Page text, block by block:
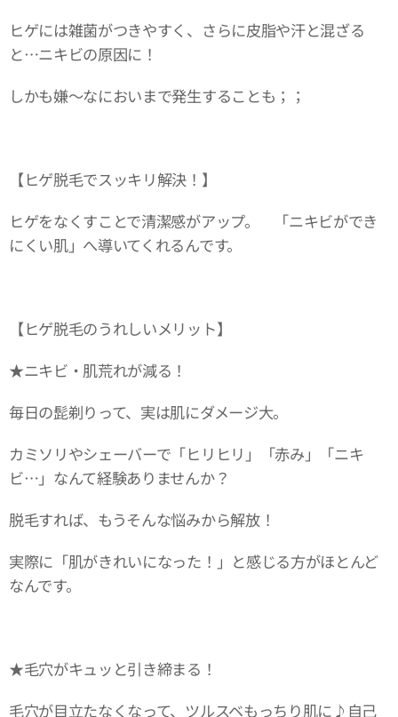
ヒゲには雑菌がつきやすく、さらに皮脂や汗と混ざる
と…ニキビの原因に！
しかも嫌～なにおいまで発生することも；；
【ヒゲ脱毛でスッキリ解決！】
ヒゲをなくすことで清潔感がアップ。 「ニキビができ
にくい肌」へ導いてくれるんです。
【ヒゲ脱毛のうれしいメリット】
★ニキビ・肌荒れが減る！
毎日の髭剃りって、実は肌にダメージ大。
カミソリやシェーバーで「ヒリヒリ」「赤み」「ニキ
ビ…」なんて経験ありませんか？
脱毛すれば、もうそんな悩みから解放！
実際に「肌がきれいになった！」と感じる方がほとんど
なんです。
★毛穴がキュッと引き締まる！
毛穴が目立たなくなって、ツルスベもっちり肌に♪自己